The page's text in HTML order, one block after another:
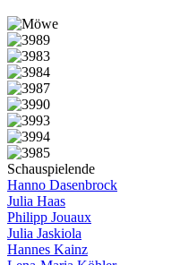
Schauspielende
Hanno Dasenbrock
Julia Haas
Philipp Jouaux
Julia Jaskiola
Hannes Kainz